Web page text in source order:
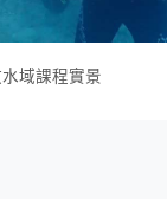
域課程實景